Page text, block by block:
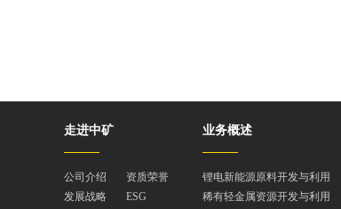
走进中矿
公司介绍
发展战略
资质荣誉
ESG
业务概述
锂电新能源原料开发与利用
稀有轻金属资源开发与利用